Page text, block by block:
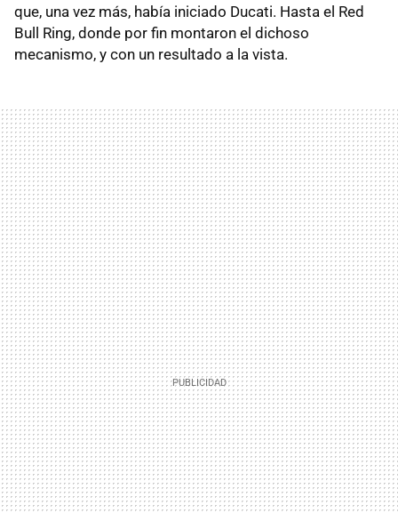
que, una vez más, había iniciado Ducati. Hasta el Red
Bull Ring, donde por fin montaron el dichoso
mecanismo, y con un resultado a la vista.